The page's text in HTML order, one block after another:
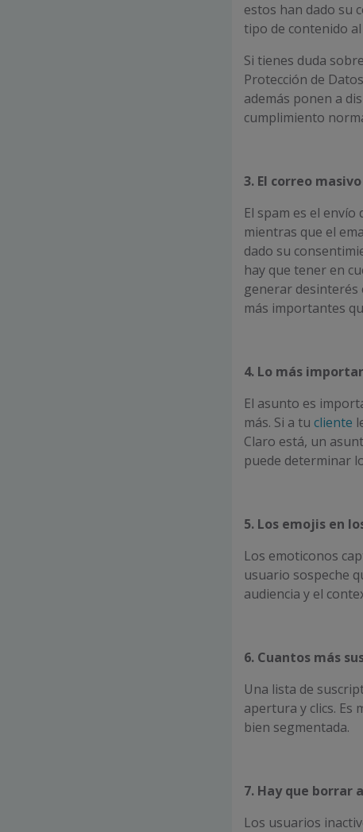
estos han dado su
tipo de contenido
Si tienes duda
Protección de
además ponen a
cumplimiento
3. El correo
El spam es el
mientras que el
dado su
hay que tener en
generar desinterés
más importantes
4. Lo más
El asunto es
más. Si a tu cliente
Claro está, un
puede determinar
5. Los emojis en
Los emoticonos
usuario sospeche
audiencia y el
6. Cuantos más
Una lista de
apertura y clics. Es
bien segmentada.
7. Hay que borrar
Los usuarios